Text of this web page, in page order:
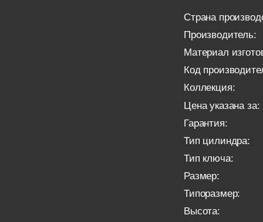
Страна
Производитель:
Материал
Код
Коллекция:
Цена указана за:
Гарантия:
Тип цилиндра:
Тип ключа:
Размер:
Типоразмер:
Высота: